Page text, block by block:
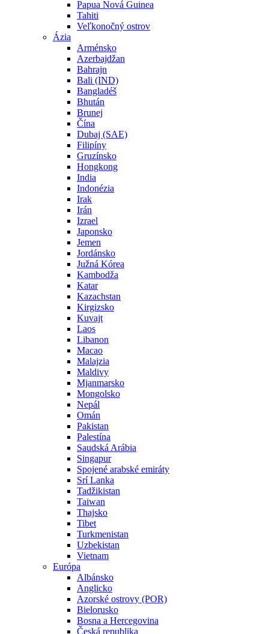
Papua Nová Guinea
Tahiti
Veľkonočný ostrov
Ázia
Arménsko
Azerbajdžan
Bahrajn
Bali (IND)
Bangladéš
Bhután
Brunej
Čína
Dubaj (SAE)
Filipíny
Gruzínsko
Hongkong
India
Indonézia
Irak
Irán
Izrael
Japonsko
Jemen
Jordánsko
Južná Kórea
Kambodža
Katar
Kazachstan
Kirgizsko
Kuvajt
Laos
Libanon
Macao
Malajzia
Maldivy
Mjanmarsko
Mongolsko
Nepál
Omán
Pakistan
Palestína
Saudská Arábia
Singapur
Spojené arabské emiráty
Srí Lanka
Tadžikistan
Taiwan
Thajsko
Tibet
Turkmenistan
Uzbekistan
Vietnam
Európa
Albánsko
Anglicko
Azorské ostrovy (POR)
Bielorusko
Bosna a Hercegovina
Česká republika